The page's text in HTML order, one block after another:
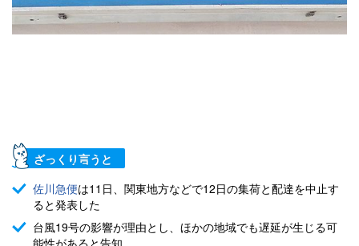
ざっくり言うと
佐川急便は11日、関東地方などで12日の集荷と配達を中止す
ると発表した
台風19号の影響が理由とし、ほかの地域でも遅延が生じる可